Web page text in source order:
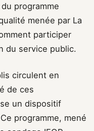
programme
menée par La
participer
du service public.
circulent en
de ces
un dispositif
programme, mené